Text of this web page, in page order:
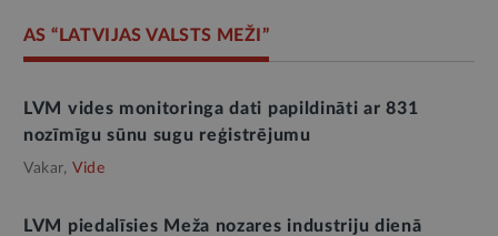
AS “LATVIJAS VALSTS MEŽI”
LVM vides monitoringa dati papildināti ar 831
nozīmīgu sūnu sugu reģistrējumu
Vakar, Vide
LVM piedalīsies Meža nozares industriju dienā